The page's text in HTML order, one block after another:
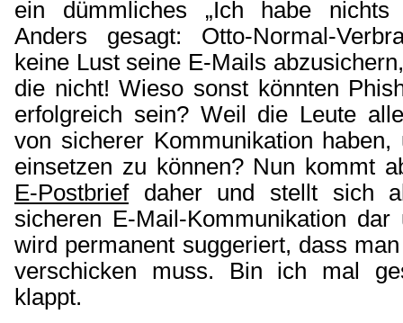
ein dümmliches „Ich habe nichts
Anders gesagt: Otto-Normal-
keine Lust seine E-Mails
die nicht! Wieso sonst könnten
erfolgreich sein? Weil die Leute
von sicherer Kommunikation
einsetzen zu können? Nun kommt
E-Postbriefdaher und stellt sich
sicheren E-Mail-Kommunikation dar
wird permanent suggeriert, dass
verschicken muss. Bin ich mal
klappt.